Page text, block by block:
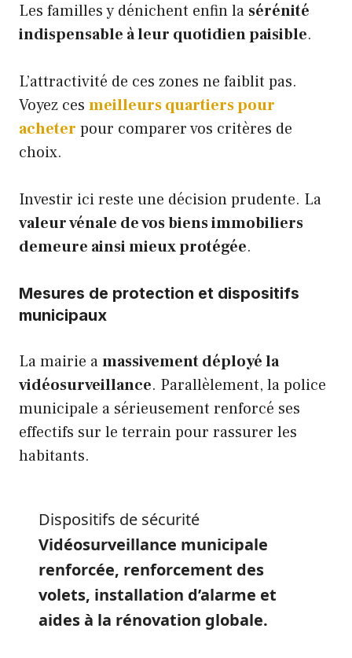
Les familles y dénichent enfin la sérénité
indispensable à leur quotidien paisible.
L’attractivité de ces zones ne faiblit pas.
Voyez ces meilleurs quartiers pour
acheter pour comparer vos critères de
choix.
Investir ici reste une décision prudente. La
valeur vénale de vos biens immobiliers
demeure ainsi mieux protégée.
Mesures de protection et dispositifs
municipaux
La mairie amassivement déployé la
vidéosurveillance. Parallèlement, la police
municipale a sérieusement renforcé ses
effectifs sur le terrain pour rassurer les
habitants.
Dispositifs de sécurité
Vidéosurveillance municipale
renforcée, renforcement des
volets, installation d’alarme et
aides à la rénovation globale.